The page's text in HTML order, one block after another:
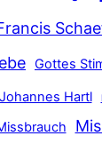
Gottes
Johannes Hartl